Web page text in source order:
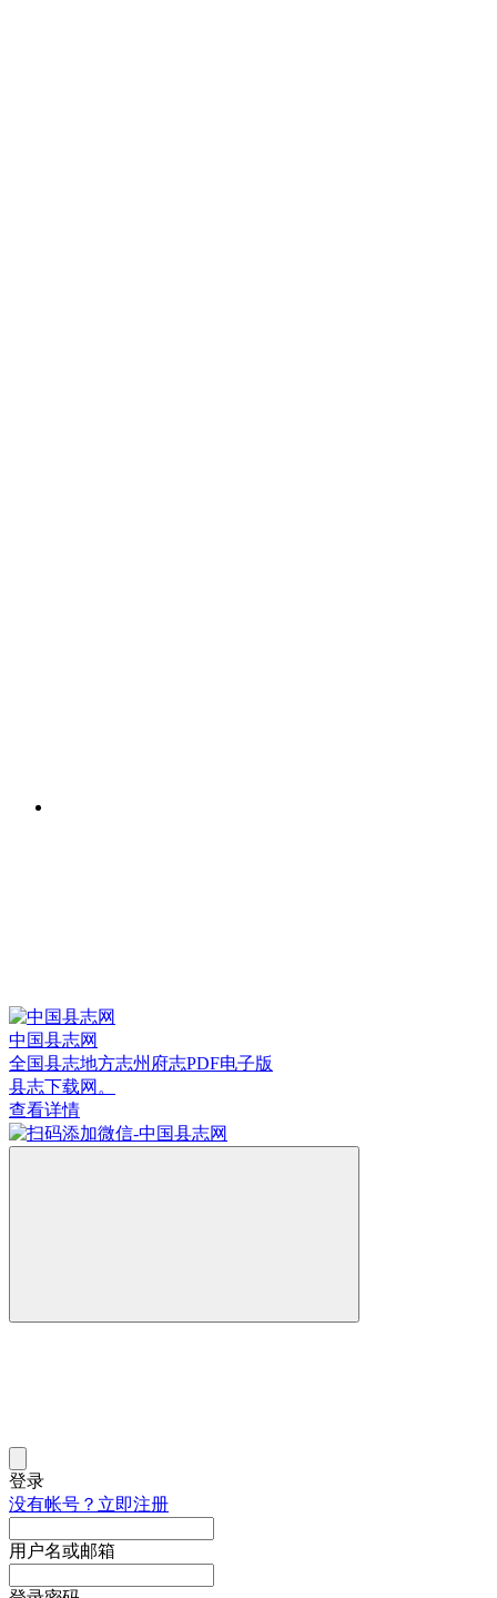
中国县志网
全国县志地方志州府志PDF电子版
县志下载网。
查看详情
登录
没有帐号？立即注册
用户名或邮箱